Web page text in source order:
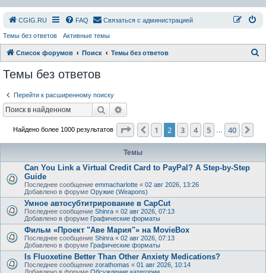
СGIG.RU FAQ Связаться с администрацией
Темы без ответов Активные темы
Список форумов Поиск Темы без ответов
Темы без ответов
Перейти к расширенному поиску
Поиск
Найдено более 1000 результатов Страница2 из 40
Пред.
1 2 3 4 5 40
Темы
Can You Link a Virtual Credit Card to PayPal? A Step-by-Step
Guide
Последнее сообщение emmacharlotte « 02 авг 2026, 13:26
Добавлено в форуме Оружие (Weapons)
Умное автосубтитрирование в CapCut
Последнее сообщение Shinra « 02 авг 2026, 07:13
Добавлено в форуме Графические форматы
Фильм «Проект "Аве Мария"» на MovieBox
Последнее сообщение Shinra « 02 авг 2026, 07:13
Добавлено в форуме Графические форматы
Is Fluoxetine Better Than Other Anxiety Medications?
Последнее сообщение zorathomas « 01 авг 2026, 10:14
Добавлено в форуме Обсуждение категории